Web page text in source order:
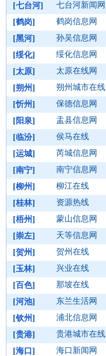
[七台河] 七台河新闻网
[鹤岗] 鹤岗信息网
[黑河] 孙吴信息网
[绥化] 绥化信息网
[太原] 太原在线网
[朔州] 朔州城市在线
[忻州] 保德信息网
[阳泉] 盂县信息网
[临汾] 侯马在线
[运城] 芮城信息网
[南宁] 南宁信息网
[柳州] 柳江在线
[桂林] 资源热线
[梧州] 蒙山信息网
[崇左] 天等信息网
[贺州] 贺州在线
[玉林] 兴业在线
[百色] 那坡在线
[河池] 东兰生活网
[钦州] 浦北信息网
[贵港] 贵港城市在线
[海口 ] 海口新闻网